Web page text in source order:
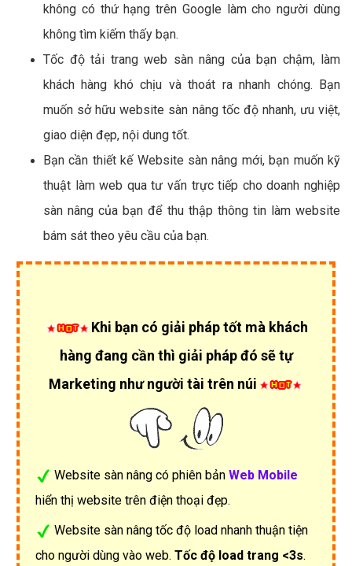
không có thứ hạng trên Google làm cho người dùng
không tìm kiếm thấy bạn.
Tốc độ tải trang web sàn nâng của bạn chậm, làm
khách hàng khó chịu và thoát ra nhanh chóng. Bạn
muốn sở hữu website sàn nâng tốc độ nhanh, ưu việt,
giao diện đẹp, nội dung tốt.
Bạn cần thiết kế Website sàn nâng mới, bạn muốn kỹ
thuật làm web qua tư vấn trực tiếp cho doanh nghiệp
sàn nâng của bạn để thu thập thông tin làm website
bám sát theo yêu cầu của bạn.
Khi bạn có giải pháp tốt mà khách
hàng đang cần thì giải pháp đó sẽ tự
Marketing như người tài trên núi
Website sàn nâng có phiên bản Web Mobile
hiển thị website trên điện thoại đẹp.
Website sàn nâng tốc độ load nhanh thuận tiện
cho người dùng vào web. Tốc độ load trang <3s.